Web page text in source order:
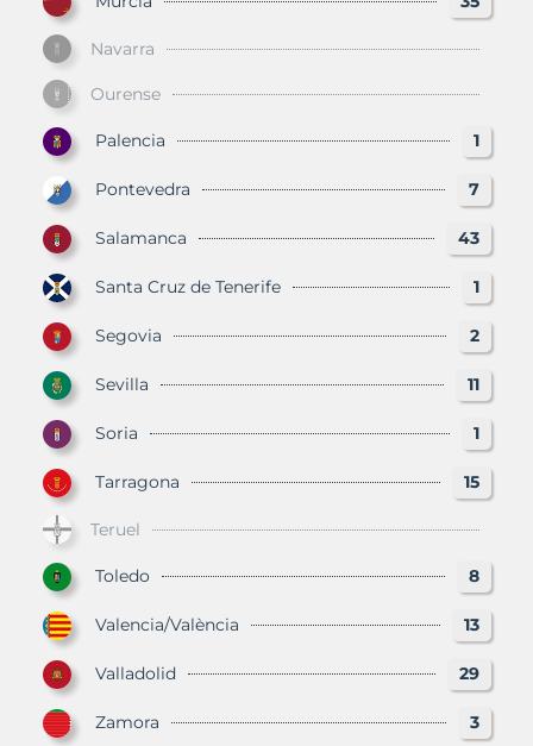
Navarra
Ourense
Palencia 1
Pontevedra 7
Salamanca 43
Santa Cruz de Tenerife 1
Segovia 2
Sevilla 11
Soria 1
Tarragona 15
Teruel
Toledo 8
Valencia/València 13
Valladolid 29
Zamora 3